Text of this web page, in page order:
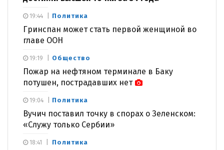
Политика
Гринспан может стать первой женщиной во
главе ООН
19:44
Общество
Пожар на нефтяном терминале в Баку
потушен, пострадавших нет
19:19
Политика
Вучич поставил точку в спорах о Зеленском:
«Служу только Сербии»
19:04
Политика
18:41